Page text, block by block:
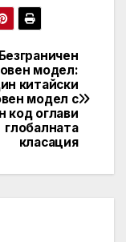
Безграничен
модел:
китайски
модел с
код оглави
глобалната
класация